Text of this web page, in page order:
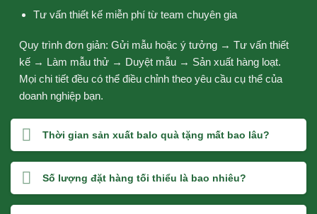
Tư vấn thiết kế miễn phí từ team chuyên gia
Quy trình đơn giản: Gửi mẫu hoặc ý tưởng → Tư vấn thiết
kế → Làm mẫu thử → Duyệt mẫu → Sản xuất hàng loạt.
Mọi chi tiết đều có thể điều chỉnh theo yêu cầu cụ thể của
doanh nghiệp bạn.
Thời gian sản xuất balo quà tặng mất bao lâu?
Số lượng đặt hàng tối thiểu là bao nhiêu?